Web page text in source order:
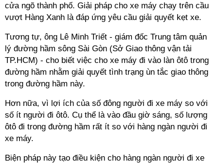
cửa ngõ thành phố. Giải pháp cho xe máy chạy trên cầu
vượt Hàng Xanh là đáp ứng yêu cầu giải quyết kẹt xe.
Tương tự, ông Lê Minh Triết - giám đốc Trung tâm quản
lý đường hầm sông Sài Gòn (Sở Giao thông vận tải
TP.HCM) - cho biết việc cho xe máy đi vào làn ôtô trong
đường hầm nhằm giải quyết tình trạng ùn tắc giao thông
trong đường hầm này.
Hơn nữa, vì lợi ích của số đông người đi xe máy so với
số ít người đi ôtô. Cụ thể là vào đầu giờ sáng, số lượng
ôtô đi trong đường hầm rất ít so với hàng ngàn người đi
xe máy.
Biện pháp này tạo điều kiện cho hàng ngàn người đi xe